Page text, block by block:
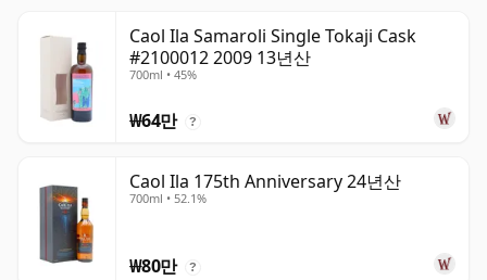
Caol Ila Samaroli Single Tokaji Cask
#2100012 2009 13년산
700ml • 45%
₩64만 ?
Caol Ila 175th Anniversary 24년산
700ml • 52.1%
₩80만 ?